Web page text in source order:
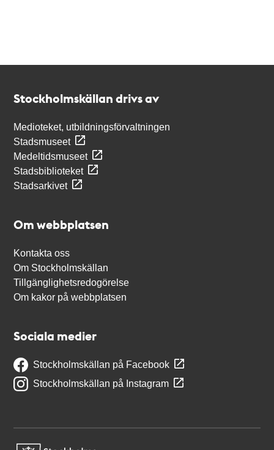
Stockholmskällan drivs av
Medioteket, utbildningsförvaltningen
Stadsmuseet
Medeltidsmuseet
Stadsbiblioteket
Stadsarkivet
Om webbplatsen
Kontakta oss
Om Stockholmskällan
Tillgänglighetsredogörelse
Om kakor på webbplatsen
Sociala medier
Stockholmskällan på Facebook
Stockholmskällan på Instagram